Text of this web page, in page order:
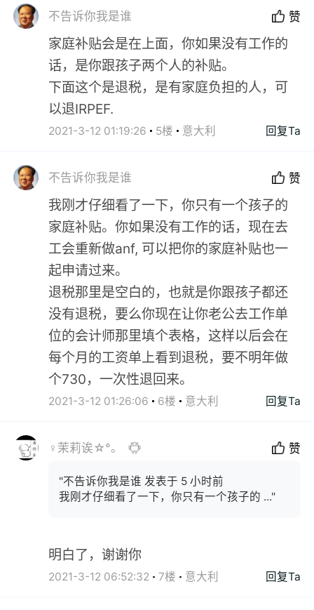
不告诉你我是谁 赞
家庭补贴会是在上面，你如果没有工作的
话，是你跟孩子两个人的补贴。
下面这个是退税，是有家庭负担的人，可
以退IRPEF.
2021-3-12 01:19:26 5楼 意大利 回复Ta
不告诉你我是谁 赞
我刚才仔细看了一下，你只有一个孩子的
家庭补贴。你如果没有工作的话，现在去
工会重新做anf, 可以把你的家庭补贴也一
起申请过来。
退税那里是空白的，也就是你跟孩子都还
没有退税，要么你现在让你老公去工作单
位的会计师那里填个表格，这样以后会在
每个月的工资单上看到退税，要不明年做
个730，一次性退回来。
2021-3-12 01:26:06 6楼 意大利 回复Ta
♀茉莉诶☆°。 赞
"不告诉你我是谁 发表于 5 小时前
我刚才仔细看了一下，你只有一个孩子的 ..."
明白了，谢谢你
2021-3-12 06:52:32 7楼 意大利 回复Ta